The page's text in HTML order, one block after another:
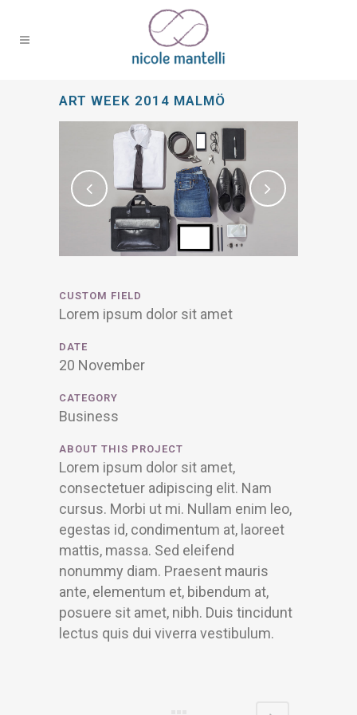
ART WEEK 2014 MALMÖ
CUSTOM FIELD
Lorem ipsum dolor sit amet
DATE
20 November
CATEGORY
Business
ABOUT THIS PROJECT
Lorem ipsum dolor sit amet,
consectetuer adipiscing elit. Nam
cursus. Morbi ut mi. Nullam enim leo,
egestas id, condimentum at, laoreet
mattis, massa. Sed eleifend
nonummy diam. Praesent mauris
ante, elementum et, bibendum at,
posuere sit amet, nibh. Duis tincidunt
lectus quis dui viverra vestibulum.